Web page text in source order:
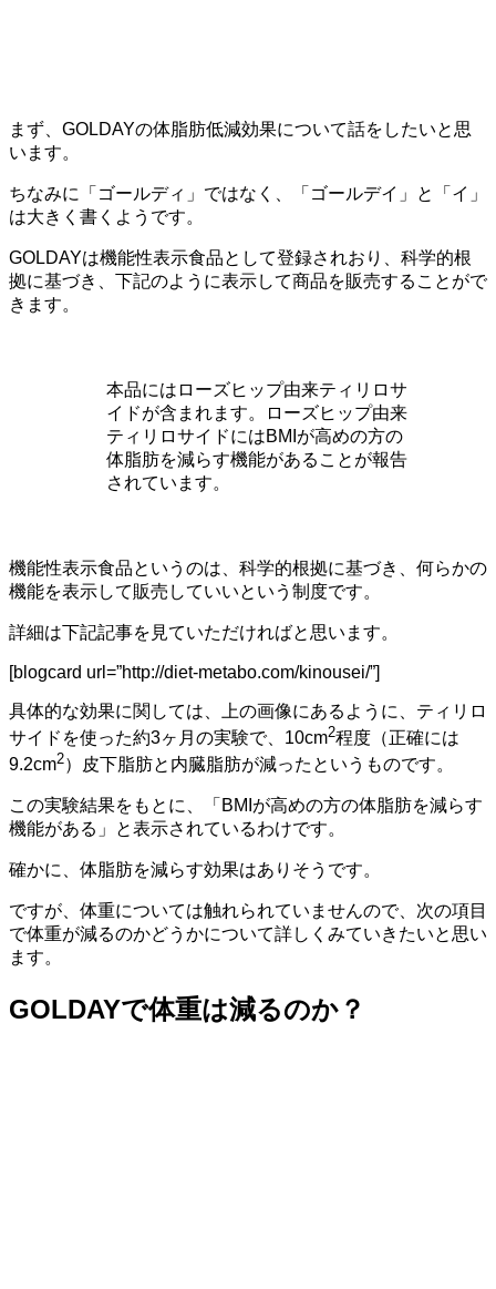
まず、GOLDAYの体脂肪低減効果について話をしたいと思
います。
ちなみに「ゴールディ 」ではなく、「ゴールデイ 」と「イ」
は大きく書くようです。
GOLDAYは機能性表示食品として登録されおり、科学的根
拠に基づき、下記のように表示して商品を販売することがで
きます。
本品にはローズヒップ由来ティリロサ
イドが含まれます。ローズヒップ由来
ティリロサイドにはBMIが高めの方の
体脂肪を減らす機能があることが報告
されています。
機能性表示食品というのは、科学的根拠に基づき、何らかの
機能を表示して販売していいという制度です。
詳細は下記記事を見ていただければと思います。
[blogcard url=”http://diet-metabo.com/kinousei/”]
具体的な効果に関しては、上の画像にあるように、ティリロ
サイドを使った約3ヶ月の実験で、10cm2程度（正確には
9.2cm2）皮下脂肪と内臓脂肪が減ったというものです。
この実験結果をもとに、「BMIが高めの方の体脂肪を減らす
機能がある」と表示されているわけです。
確かに、体脂肪を減らす効果はありそうです。
ですが、体重については触れられていませんので、次の項目
で体重が減るのかどうかについて詳しくみていきたいと思い
ます。
GOLDAYで体重は減るのか？